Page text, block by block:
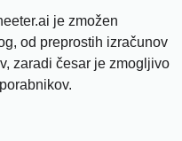
je zmožen
od preprostih izračunov
zaradi česar je zmogljivo